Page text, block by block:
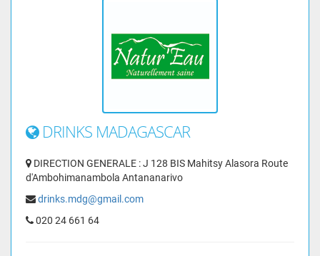
DRINKS MADAGASCAR
DIRECTION GENERALE : J 128 BIS Mahitsy Alasora Route
d'Ambohimanambola Antananarivo
drinks.mdg@gmail.com
020 24 661 64